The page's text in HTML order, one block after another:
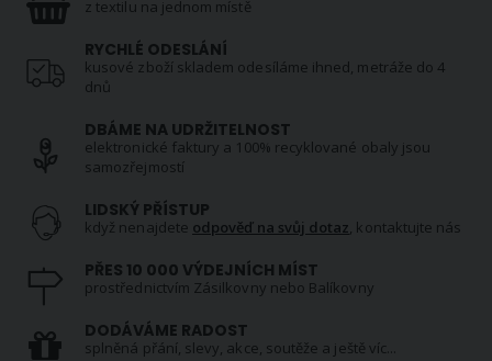
z textilu na jednom místě
RYCHLÉ ODESLÁNÍ
kusové zboží skladem odesíláme ihned, metráže do 4
dnů
DBÁME NA UDRŽITELNOST
elektronické faktury a 100% recyklované obaly jsou
samozřejmostí
LIDSKÝ PŘÍSTUP
když nenajdete odpověď na svůj dotaz, kontaktujte nás
PŘES 10 000 VÝDEJNÍCH MÍST
prostřednictvím Zásilkovny nebo Balíkovny
DODÁVÁME RADOST
splněná přání, slevy, akce, soutěže a ještě víc...